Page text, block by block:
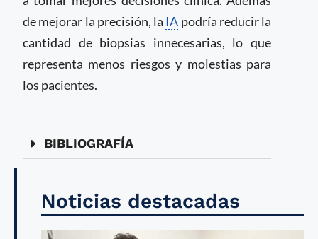
de mejorar la precisión, la IA podría reducir la
cantidad de biopsias innecesarias, lo que
representa menos riesgos y molestias para
los pacientes.
BIBLIOGRAFÍA
Noticias destacadas